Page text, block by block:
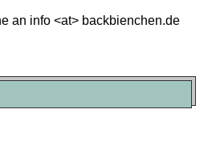
an info <at> backbienchen.de